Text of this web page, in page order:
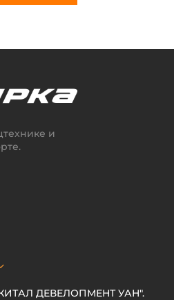
и
ДЕВЕЛОПМЕНТ УАН".